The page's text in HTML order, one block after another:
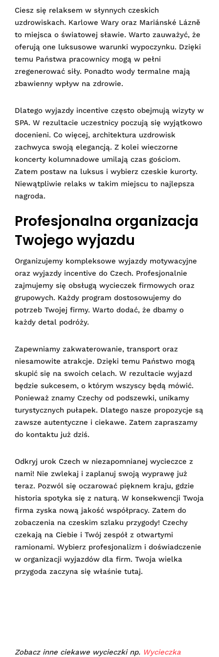
Ciesz się relaksem w słynnych czeskich
uzdrowiskach. Karlowe Wary oraz Mariánské Lázně
to miejsca o światowej sławie. Warto zauważyć, że
oferują one luksusowe warunki wypoczynku. Dzięki
temu Państwa pracownicy mogą w pełni
zregenerować siły. Ponadto wody termalne mają
zbawienny wpływ na zdrowie.
Dlatego wyjazdy incentive często obejmują wizyty w
SPA. W rezultacie uczestnicy poczują się wyjątkowo
docenieni. Co więcej, architektura uzdrowisk
zachwyca swoją elegancją. Z kolei wieczorne
koncerty kolumnadowe umilają czas gościom.
Zatem postaw na luksus i wybierz czeskie kurorty.
Niewątpliwie relaks w takim miejscu to najlepsza
nagroda.
Profesjonalna organizacja
Twojego wyjazdu
Organizujemy kompleksowe wyjazdy motywacyjne
oraz wyjazdy incentive do Czech. Profesjonalnie
zajmujemy się obsługą wycieczek firmowych oraz
grupowych. Każdy program dostosowujemy do
potrzeb Twojej firmy. Warto dodać, że dbamy o
każdy detal podróży.
Zapewniamy zakwaterowanie, transport oraz
niesamowite atrakcje. Dzięki temu Państwo mogą
skupić się na swoich celach. W rezultacie wyjazd
będzie sukcesem, o którym wszyscy będą mówić.
Ponieważ znamy Czechy od podszewki, unikamy
turystycznych pułapek. Dlatego nasze propozycje są
zawsze autentyczne i ciekawe. Zatem zapraszamy
do kontaktu już dziś.
Odkryj urok Czech w niezapomnianej wycieczce z
nami! Nie zwlekaj i zaplanuj swoją wyprawę już
teraz. Pozwól się oczarować pięknem kraju, gdzie
historia spotyka się z naturą. W konsekwencji Twoja
firma zyska nową jakość współpracy. Zatem do
zobaczenia na czeskim szlaku przygody! Czechy
czekają na Ciebie i Twój zespół z otwartymi
ramionami. Wybierz profesjonalizm i doświadczenie
w organizacji wyjazdów dla firm. Twoja wielka
przygoda zaczyna się właśnie tutaj.
Zobacz inne ciekawe wycieczki np. Wycieczka